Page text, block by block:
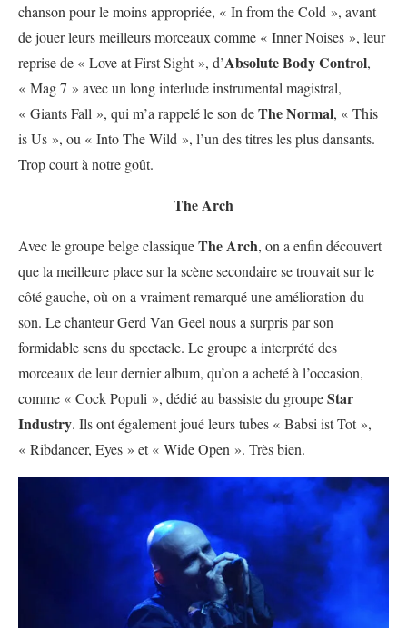
chanson pour le moins appropriée, « In from the Cold », avant
de jouer leurs meilleurs morceaux comme « Inner Noises », leur
reprise de « Love at First Sight », d’Absolute Body Control,
« Mag 7 » avec un long interlude instrumental magistral,
« Giants Fall », qui m’a rappelé le son deThe Normal, « This
is Us », ou « Into The Wild », l’un des titres les plus dansants.
Trop court à notre goût.
The Arch
Avec le groupe belge classiqueThe Arch, on a enfin découvert
que la meilleure place sur la scène secondaire se trouvait sur le
côté gauche, où on a vraiment remarqué une amélioration du
son. Le chanteur Gerd Van Geel nous a surpris par son
formidable sens du spectacle. Le groupe a interprété des
morceaux de leur dernier album, qu’on a acheté à l’occasion,
comme « Cock Populi », dédié au bassiste du groupeStar
Industry. Ils ont également joué leurs tubes « Babsi ist Tot »,
« Ribdancer, Eyes » et « Wide Open ». Très bien.